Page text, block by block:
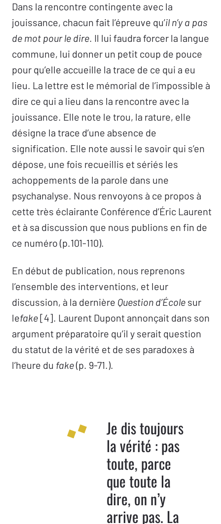
Duplicité, leurre, tromperie – de qui se moque-
t-on ? –Yves Vanderveken
Échanges avecPascale Fari
Un vaccin contre les illusions ? –Hervé Damase
Échanges avecLaurent Dumoulin
Fake en trois dimentions –Marie-Hélène
Brousse
Échanges avecAlexandre Stevens
L’éthique de la non-intention – Gil Caroz
Échanges avecCaroline Leduc
Une vérité sans fard –Bernard Lecœur
Échanges avec Carole Dewambrechies-La
Sagna
« Que la vérité se spécifie d’être poétique » –
Myriam Chérel
Échanges avecAnna Aromí
Lazarus-Matet
Échanges avec Alice Delarue
Un souffle qui vivifie –Dominique Jammet
Échanges avecPierre-Gilles Guéguen
Pour une éthique de la vérité –Damien
Guyonnet
Échanges avecOmaïra Meseguer
Échanges avecAngelina Harari
« Matériel-ne-ment » –Sophie Gayard
Jacqueline Dhéret
Parler, et dire le faux sur le vrai –Éric Laurent
Christiane Alberti
Dans la rencontre contingente avec la
jouissance, chacun fait l’épreuve qu’il n’y a pas
de mot pour le dire. Il lui faudra forcer la langue
commune, lui donner un petit coup de pouce
pour qu’elle accueille la trace de ce qui a eu
lieu. La lettre est le mémorial de l’impossible à
dire ce qui a lieu dans la rencontre avec la
jouissance. Elle note le trou, la rature, elle
désigne la trace d’une absence de
signification. Elle note aussi le savoir qui s’en
dépose, une fois recueillis et sériés les
achoppements de la parole dans une
psychanalyse. Nous renvoyons à ce propos à
cette très éclairante Conférence d’Éric Laurent
et à sa discussion que nous publions en fin de
ce numéro (p.101-110).
En début de publication, nous reprenons
l’ensemble des interventions, et leur
discussion, à la dernière Question d’École sur
lefake[4]. Laurent Dupont annonçait dans son
argument préparatoire qu’il y serait question
du statut de la vérité et de ses paradoxes à
l’heure du fake(p. 9-71.).
Je dis toujours
la vérité : pas
toute, parce
que toute la
dire, on n’y
arrive pas. La